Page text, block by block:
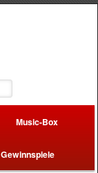
Music-Box
Gewinnspiele